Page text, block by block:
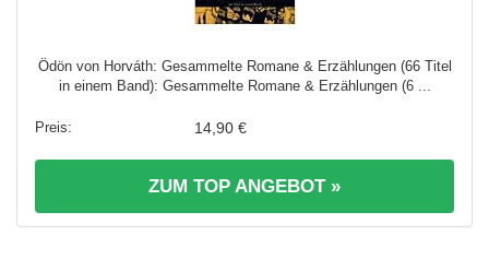
Ödön von Horváth: Gesammelte Romane & Erzählungen (66 Titel
in einem Band): Gesammelte Romane & Erzählungen (6 ...
14,90 €
ZUM TOP ANGEBOT »